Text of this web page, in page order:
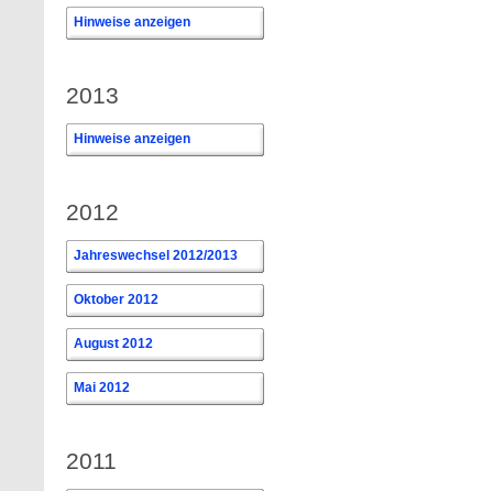
Hinweise anzeigen
2013
Hinweise anzeigen
2012
Jahreswechsel 2012/2013
Oktober 2012
August 2012
Mai 2012
2011